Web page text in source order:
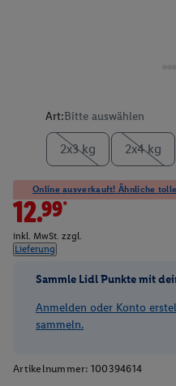
Art:Bitte auswählen
2x3 kg 2x4 kg
Online ausverkauft! Ähnliche
12.99*
inkl. MwSt. zzgl.
Lieferung
Sammle Lidl Punkte mit
Anmelden oder Konto
sammeln.
Artikelnummer: 100394614